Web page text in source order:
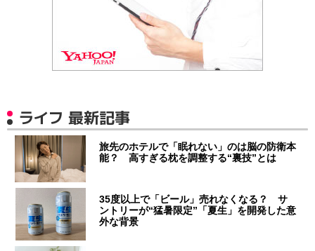
ライフ 最新記事
旅先のホテルで「眠れない」のは脳の防衛本
能？ 高すぎる枕を調整する“裏技”とは
35度以上で「ビール」売れなくなる？ サ
ントリーが“猛暑限定”「夏生」を開発した意
外な背景